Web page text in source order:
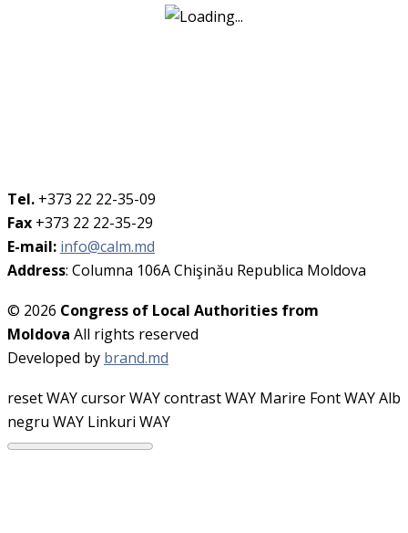
Tel. +373 22 22-35-09
Fax +373 22 22-35-29
E-mail: info@calm.md
Address: Columna 106A Chişinău Republica Moldova
© 2026 Congress of Local Authorities from
Moldova All rights reserved
Developed by brand.md
reset WAYcursor WAYcontrast WAY Marire Font WAYAlb
negru WAY Linkuri WAY